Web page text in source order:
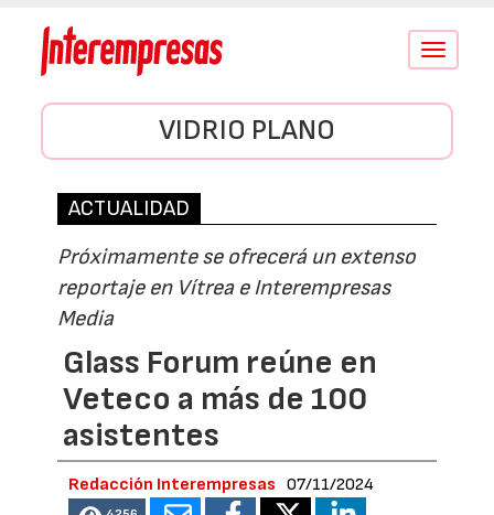
Conmutar
VIDRIO PLANO
ACTUALIDAD
Próximamente se ofrecerá un extenso
reportaje en Vítrea e Interempresas
Media
Glass Forum reúne en
Veteco a más de 100
asistentes
Redacción Interempresas 07/11/2024